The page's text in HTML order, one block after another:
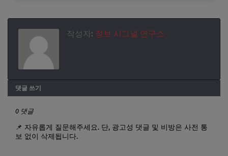
작성자: 정보 시그널 연구소
댓글 쓰기
0 댓글
📌 자유롭게 질문해주세요. 단, 광고성 댓글 및 비방은 사전 통
보 없이 삭제됩니다.